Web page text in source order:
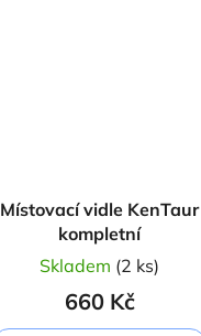
Místovací vidle KenTaur
kompletní
Skladem (2 ks)
660 Kč